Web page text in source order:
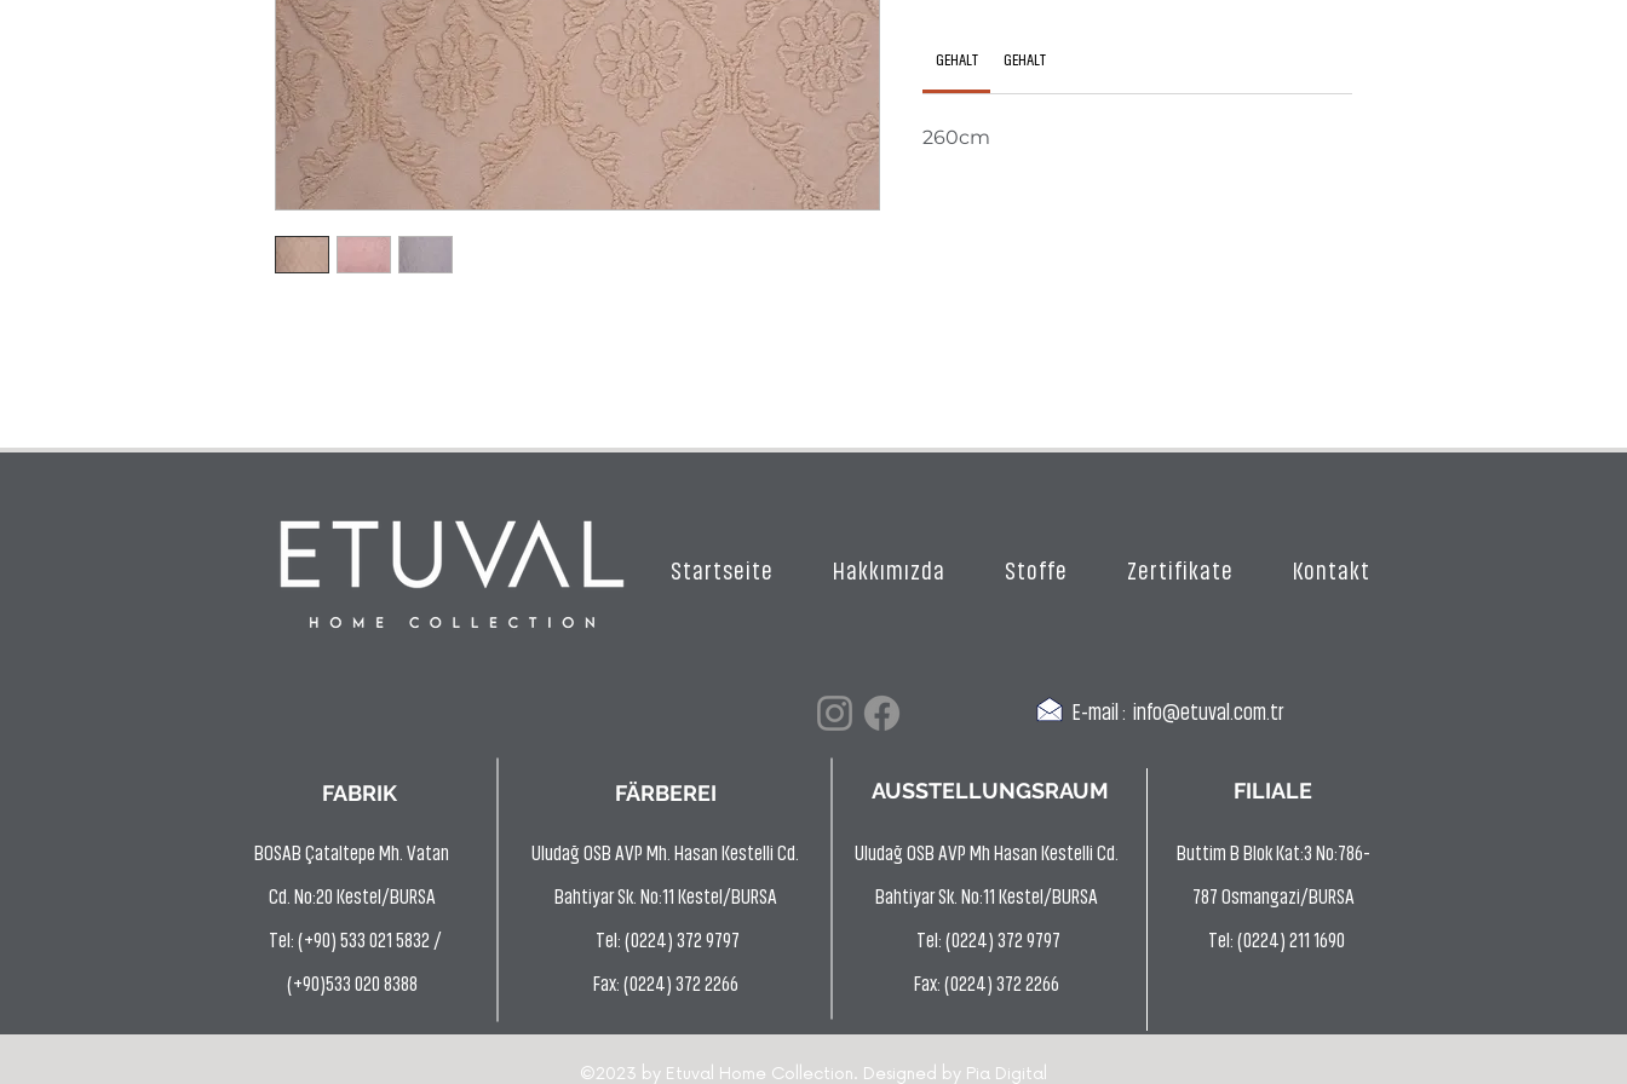
GEHALT GEHALT
260cm
Startseite Hakkımızda Stoffe Zertifikate Kontakt
E-mail : info@etuval.com.tr
FABRIK FÄRBEREI AUSSTELLUNGSRAUM FILIALE
BOSAB Çataltepe Mh. Vatan
Cd. No:20 Kestel/BURSA
Tel: (+90) 533 021 5832 /
(+90)533 020 8388
Uludağ OSB AVP Mh. Hasan Kestelli Cd.
Bahtiyar Sk. No:11 Kestel/BURSA
Tel: (0224) 372 9797
Fax: (0224) 372 2266
Uludağ OSB AVP Mh Hasan Kestelli Cd.
Bahtiyar Sk. No:11 Kestel/BURSA
Tel: (0224) 372 9797
Fax: (0224) 372 2266
Buttim B Blok Kat:3 No:786-
787 Osmangazi/BURSA
Tel: (0224) 211 1690
©2023 by Etuval Home Collection. Designed by Pia Digital